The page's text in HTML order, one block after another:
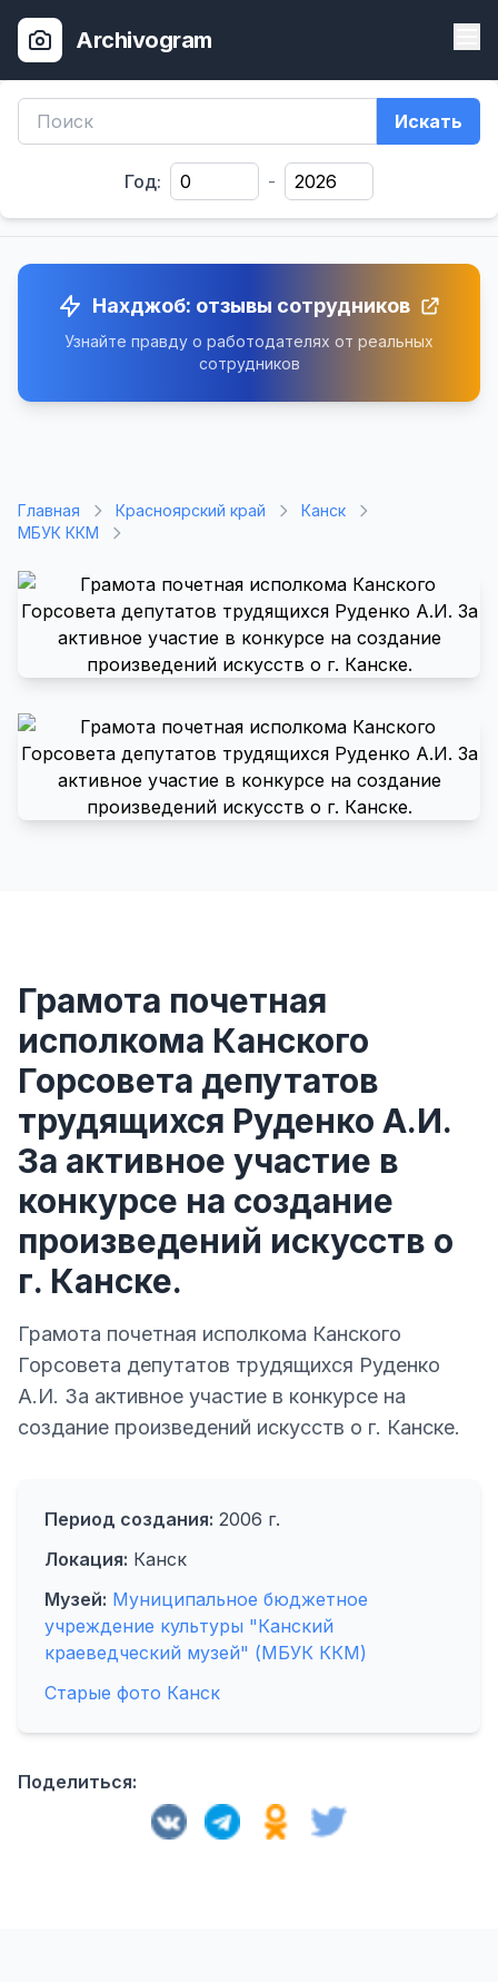
Archivogram
Искать
Год: -
Нахджоб: отзывы сотрудников
Узнайте правду о работодателях от реальных
сотрудников
Главная Красноярский край
Канск
МБУК ККМ
Грамота почетная
исполкома Канского
Горсовета депутатов
трудящихся Руденко А.И.
За активное участие в
конкурсе на создание
произведений искусств о
г. Канске.
Грамота почетная исполкома Канского
Горсовета депутатов трудящихся Руденко
А.И. За активное участие в конкурсе на
создание произведений искусств о г. Канске.
Период создания: 2006 г.
Локация: Канск
Музей: Муниципальное бюджетное
учреждение культуры "Канский
краеведческий музей" (МБУК ККМ)
Старые фото Канск
Поделиться: